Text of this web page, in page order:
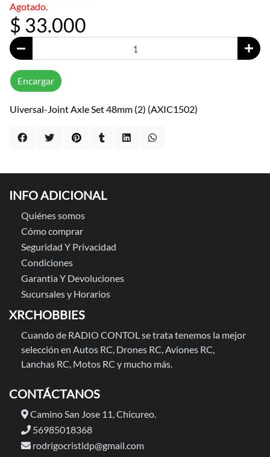
Agotado.
$ 33.000
Encargar
Uiversal-Joint Axle Set 48mm (2) (AXIC1502)
INFO ADICIONAL
Quiénes somos
Cómo comprar
Seguridad Y Privacidad
Condiciones
Garantia Y Devoluciones
Sucursales y Horarios
XRCHOBBIES
Cuando de RADIO CONTOL se trata tenemos la mejor
selección en Autos RC, Drones RC, Aviones RC,
Lanchas RC, Motos RC y mucho más.
CONTÁCTANOS
Camino San Jose 11, Chicureo.
56985018368
rodrigocristidp@gmail.com